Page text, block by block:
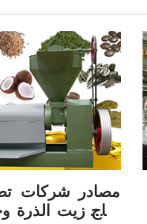
مصادر شركات
إنتاج زيت الذرة